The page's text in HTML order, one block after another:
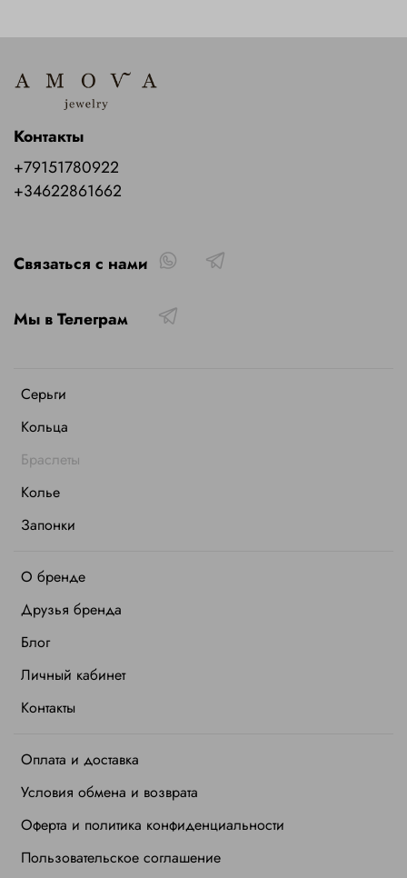
Серьги
Кольца
Браслеты
Колье
Запонки
О бренде
Друзья бренда
Блог
Личный кабинет
Контакты
Оплата и доставка
Условия обмена и возврата
Оферта и политика конфиденциальности
Пользовательское соглашение
Контакты
+79151780922
+34622861662
Связаться с нами
Мы в Телеграм